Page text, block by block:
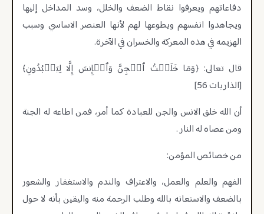
دفاعاتهم ويعرفوا نقاط الضعف والخلل، وسد المداخل إليها
ويجاهدوا انفسهم ويطوعها لهم لأنها العنصر الاساسي وسبب
الهزيمه في هذه المعركة والخسران في الآخرة.
قال تعالى: ﴿وَمَا خَلَقۡتُ ٱلۡجِنَّ وَٱلۡإِنسَ إِلَّا لِیَعۡبُدُونِ﴾
[الذاريات 56]
أن الله خلق الانس والجن للعبادة كما أمر، فمن اطاعه له الجنة
ومن عصاه له النار .
من خصائص المؤمن:
الفهم والعلم والعمل، والاعتراف والندم والاستغفار والشعور
بالضعف والاستعانه بالله وطلب الرحمة منه واليقين بأنه لا حول